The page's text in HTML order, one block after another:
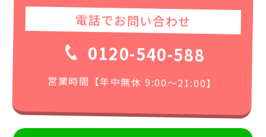
電話でお問い合わせ
0120-540-588
営業時間【年中無休 9:00〜21:00】